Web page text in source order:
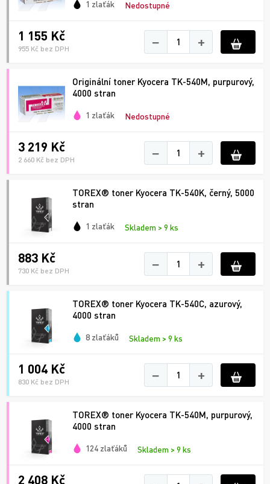
1 zlaťák Nedostupné
1 155 Kč
955 Kč bez DPH − +
Originální toner Kyocera TK-540M, purpurový,
4000 stran
1 zlaťák Nedostupné
3 219 Kč
2 660 Kč bez DPH − +
TOREX® toner Kyocera TK-540K, černý, 5000
stran
1 zlaťák Skladem > 9 ks
883 Kč
730 Kč bez DPH − +
TOREX® toner Kyocera TK-540C, azurový,
4000 stran
8 zlaťáků Skladem > 9 ks
1 004 Kč
830 Kč bez DPH − +
TOREX® toner Kyocera TK-540M, purpurový,
4000 stran
124 zlaťáků Skladem > 9 ks
2 408 Kč